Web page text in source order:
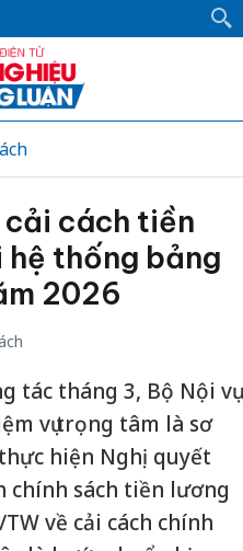
cải cách tiền
thống bảng
2026
tác tháng 3, Bộ Nội vụ
vụ trọng tâm là sơ
hiện Nghị quyết
chính sách tiền lương
về cải cách chính